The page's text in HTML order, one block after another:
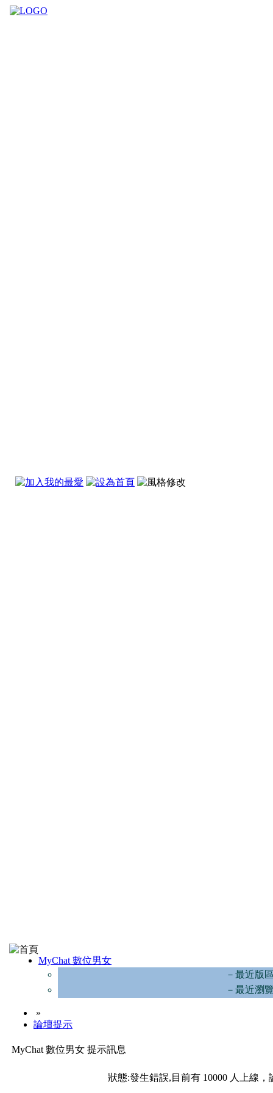
MyChat 數位男女
－最近版
－最近瀏
»
論壇提示
MyChat 數位男女 提示訊息
狀態:發生錯誤,目前有 10000 人上線